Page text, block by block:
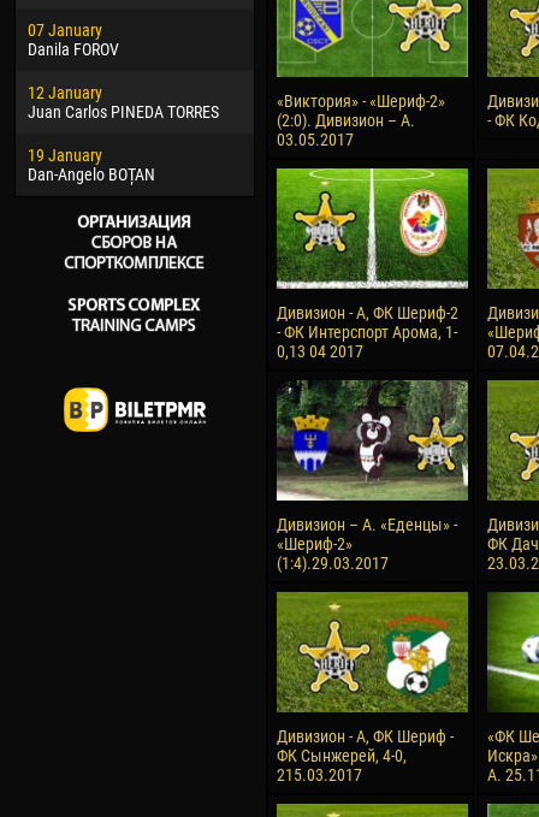
07 January
Danila FOROV
12 January
Juan Carlos PINEDA TORRES
19 January
Dan-Angelo BOȚAN
22 March
Samba KONÉ
26 March
Vitor Hugo Morais de OLIVEIRA
28 March
28
10
«Виктория» - «Шериф-2»
(2:0). Дивизион – А.
03.05.2017
- ФК
Дивизион - А, ФК Шериф-2
- ФК Интерспорт Арома, 1-
0,13 04 2017
Дивизион – А. «Еденцы» -
«Шериф-2»
(1:4).29.03.2017
ФК
Дивизион - А, ФК Шериф -
ФК Сынжерей, 4-0,
215.03.2017
«ФК
А.